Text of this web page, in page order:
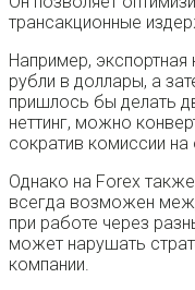
трансакционные
Например, экспортная
рубли в доллары, а
пришлось бы делать
неттинг, можно
сократив комиссии на
Однако на Forex также
всегда возможен
при работе через
может нарушать
компании.